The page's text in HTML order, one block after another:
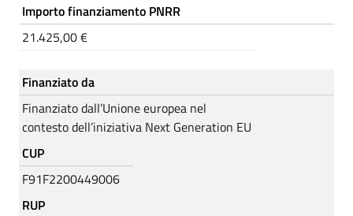
Importo finanziamento PNRR
21.425,00 €
Finanziato da
Finanziato dall’Unione europea nel
contesto dell’iniziativa Next Generation EU
CUP
F91F2200449006
RUP